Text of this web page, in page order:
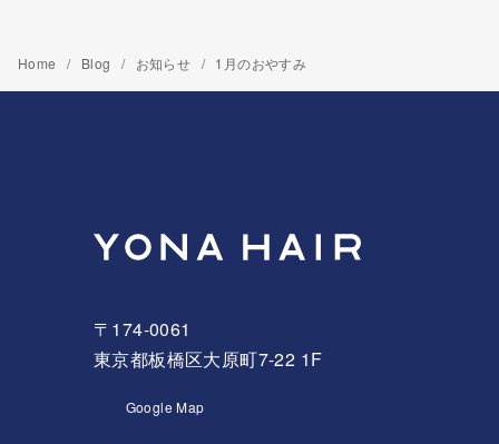
Home Blog お知らせ 1月のおやすみ
〒174-0061
東京都板橋区大原町7-22 1F
Google Map